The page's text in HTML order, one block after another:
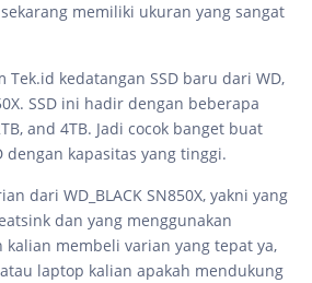
memiliki ukuran yang sangat
kedatangan SSD baru dari WD,
SSD ini hadir dengan beberapa
and 4TB. Jadi cocok banget buat
dengan kapasitas yang tinggi.
dari WD_BLACK SN850X, yakni yang
dan yang menggunakan
kalian membeli varian yang tepat ya,
laptop kalian apakah mendukung